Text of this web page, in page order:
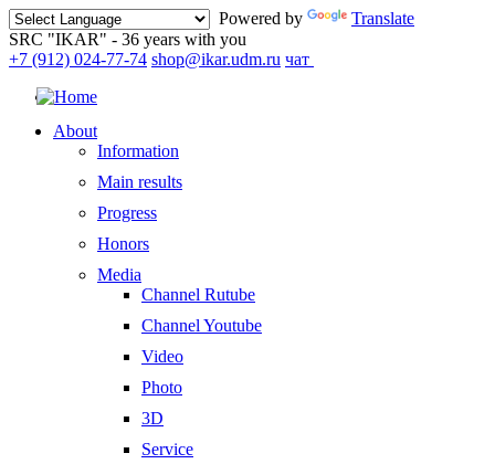
Powered by
Translate
SRC "IKAR" - 36 years with you
+7 (912) 024-77-74 shop@ikar.udm.ru чат
About
Information
Main results
Progress
Honors
Media
Channel Rutube
Channel Youtube
Video
Photo
3D
Service